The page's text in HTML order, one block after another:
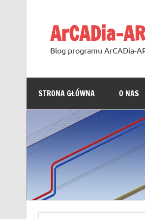
ArCADia-
Blog programu ArCADia-
STRONA GŁÓWNA O NAS